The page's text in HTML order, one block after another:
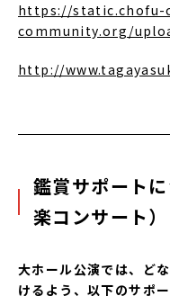
https://static.chofu-
community.org/
http://
鑑賞サポート
楽コンサート）
大ホール公演では、 ど
けるよう、以下のサポ